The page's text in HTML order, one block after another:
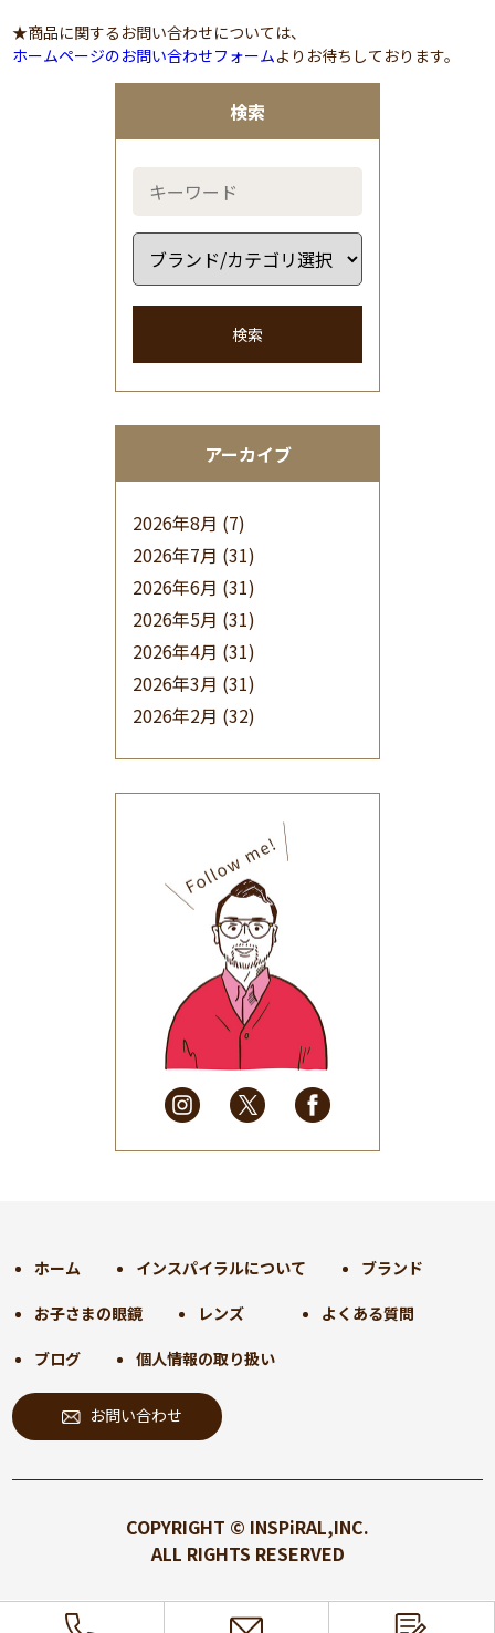
検索
検索
アーカイブ
2026年8月 (7)
2026年7月 (31)
2026年6月 (31)
2026年5月 (31)
2026年4月 (31)
2026年3月 (31)
2026年2月 (32)
(32)
2025年9月(30)
2025年8月(31)
2025年7月(37)
2025年6月(48)
2025年5月
(41)
2025年4月
(32)
2025年3月(31)
2025年2月
(28)
2024年9月(30)
2024年7月(31)
2024年6月(30)
2024年5月
2024年4月 (32)
2024年2月(31)
2024年1月(45)
2023年12月(31)
(31)
★商品に関するお問い合わせについては、
ホームページのお問い合わせフォームよりお待ちしております。
ホーム インスパイラルについて ブランド
お子さまの眼鏡 レンズ よくある質問
ブログ 個人情報の取り扱い
お問い合わせ
COPYRIGHT © INSPiRAL,INC.
ALL RIGHTS RESERVED